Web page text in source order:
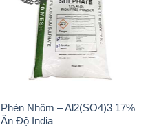
Phèn Nhôm – Al2(SO4)3 17%
Ấn Độ India